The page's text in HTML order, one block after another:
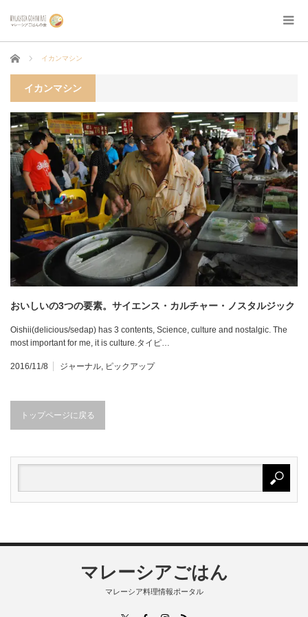
ホーム イカンマシン
イカンマシン
おいしいの3つの要素。サイエンス・カルチャー・ノスタルジック
Oishii(delicious/sedap) has 3 contents, Science, culture and nostalgic. The
most important for me, it is culture.タイピ…
2016/11/8 ジャーナル, ピックアップ
トップページに戻る
マレーシアごはん
マレーシア料理情報ポータル